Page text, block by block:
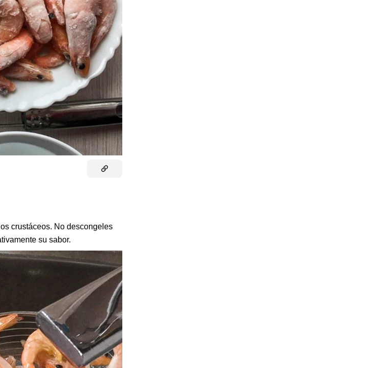
crustáceos. No descongeles
su sabor.